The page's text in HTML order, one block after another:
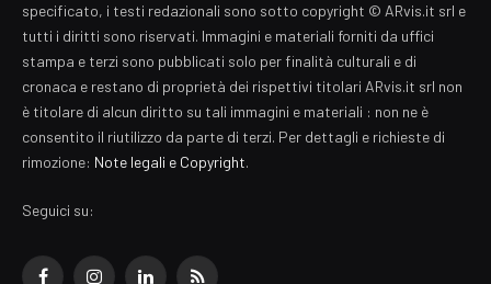
specificato, i testi redazionali sono sotto copyright © ARvis.it srl e
tutti i diritti sono riservati. Immagini e materiali forniti da uffici
stampa e terzi sono pubblicati solo per finalità culturali e di
cronaca e restano di proprietà dei rispettivi titolari ARvis.it srl non
è titolare di alcun diritto su tali immagini e materiali : non ne è
consentito il riutilizzo da parte di terzi. Per dettagli e richieste di
rimozione: Note legali e Copyright.
Seguici su: